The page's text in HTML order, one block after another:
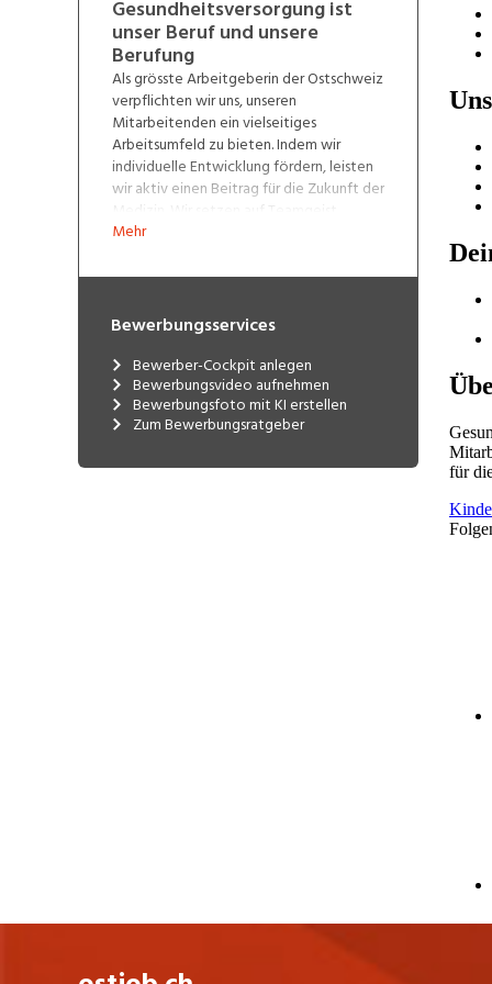
Gesundheitsversorgung ist
unser Beruf und unsere
Berufung
Als grösste Arbeitgeberin der Ostschweiz
verpflichten wir uns, unseren
Mitarbeitenden ein vielseitiges
Arbeitsumfeld zu bieten. Indem wir
individuelle Entwicklung fördern, leisten
wir aktiv einen Beitrag für die Zukunft der
Medizin. Wir setzen auf Teamgeist,
interdisziplinäre Zusammenarbeit und
lösungsorientierte und initiative
Persönlichkeit sind, finden Sie bei HOCH
Health Ostschweiz die idealen
Voraussetzungen Ihre berufliche Zukunft
zu gestalten. Informieren Sie sich über die
Möglichkeiten unterwww.h-
spannende Herausforderungen,
Weiterbildungsangebote und ein
Mehr
Bewerbungsservices
Bewerber-Cockpit anlegen
Bewerbungsvideo aufnehmen
Bewerbungsfoto mit KI erstellen
Zum Bewerbungsratgeber